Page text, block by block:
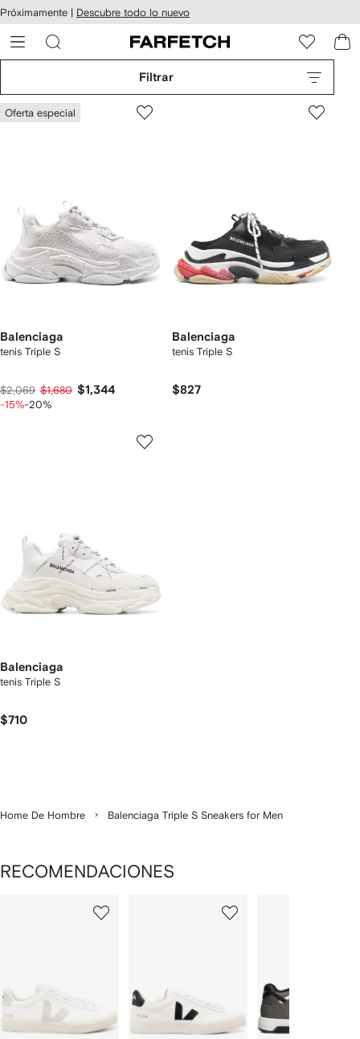
al
Próximamente | Descubre todo lo nuevo
Filtrar
Oferta especial
Balenciaga
tenis Triple S
$2,069 $1,680 $1,344
-15%-20%
Balenciaga
tenis Triple S
$827
Balenciaga
tenis Triple S
$710
Home De Hombre Balenciaga Triple S Sneakers for Men
RECOMENDACIONES